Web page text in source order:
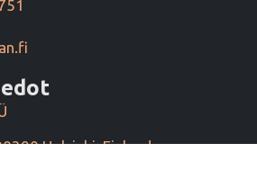
Helsinki, Finland